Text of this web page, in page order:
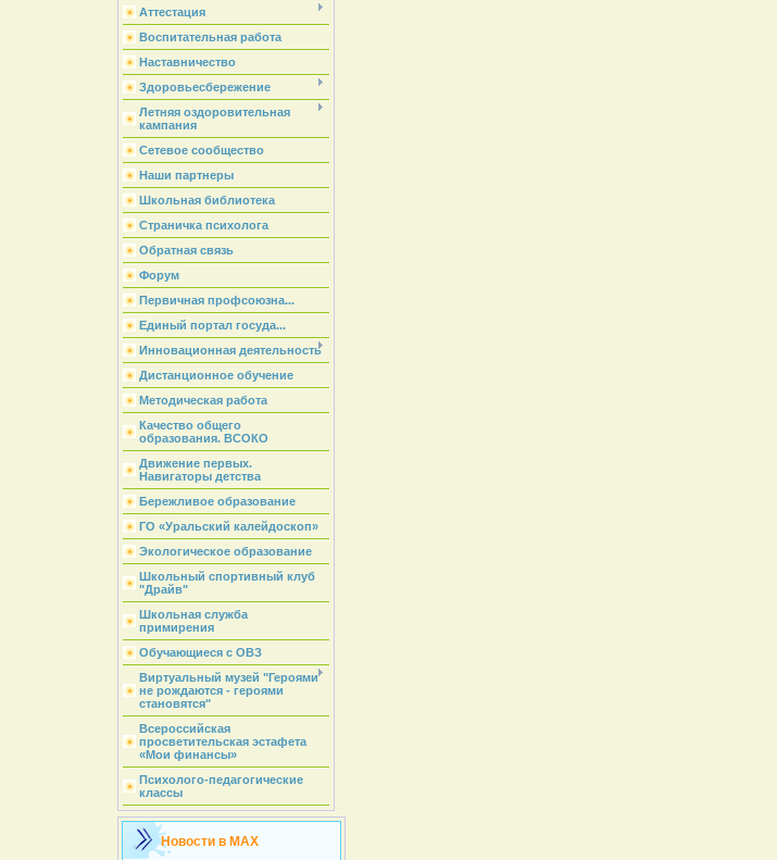
Аттестация
Воспитательная работа
Наставничество
Здоровьесбережение
Летняя оздоровительная
кампания
Сетевое сообщество
Наши партнеры
Школьная библиотека
Страничка психолога
Обратная связь
Форум
Первичная профсоюзна...
Единый портал госуда...
Инновационная деятельность
Дистанционное обучение
Методическая работа
Качество общего
образования. ВСОКО
Движение первых.
Навигаторы детства
Бережливое образование
ГО «Уральский калейдоскоп»
Экологическое образование
Школьный спортивный клуб
"Драйв"
Школьная служба
примирения
Обучающиеся с ОВЗ
Виртуальный музей "Героями
не рождаются - героями
становятся"
Всероссийская
просветительская эстафета
«Мои финансы»
Психолого-педагогические
классы
Новости в MAX